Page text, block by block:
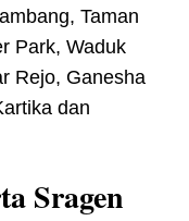
Taman
Park, Waduk
Rejo, Ganesha
dan
Sragen